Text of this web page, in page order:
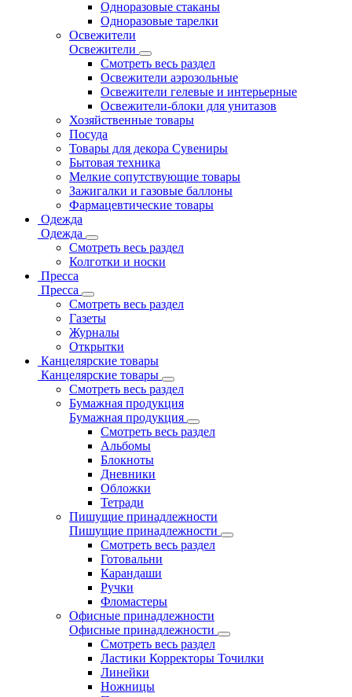
Одноразовые стаканы
Одноразовые тарелки
Освежители
Освежители
Смотреть весь раздел
Освежители аэрозольные
Освежители гелевые и интерьерные
Освежители-блоки для унитазов
Хозяйственные товары
Посуда
Товары для декора Сувениры
Бытовая техника
Мелкие сопутствующие товары
Зажигалки и газовые баллоны
Фармацевтические товары
Одежда
Одежда
Смотреть весь раздел
Колготки и носки
Пресса
Пресса
Смотреть весь раздел
Газеты
Журналы
Открытки
Канцелярские товары
Канцелярские товары
Смотреть весь раздел
Бумажная продукция
Бумажная продукция
Смотреть весь раздел
Альбомы
Блокноты
Дневники
Обложки
Тетради
Пишущие принадлежности
Пишущие принадлежности
Смотреть весь раздел
Готовальни
Карандаши
Ручки
Фломастеры
Офисные принадлежности
Офисные принадлежности
Смотреть весь раздел
Ластики Корректоры Точилки
Линейки
Ножницы